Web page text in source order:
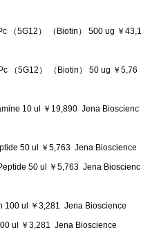
（5G12） （Biotin） 500 ug ￥43,1
（5G12） （Biotin） 50 ug ￥5,76
10 ul ￥19,890 Jena Bioscienc
50 ul ￥5,763 Jena Bioscience
50 ul ￥5,763 Jena Bioscienc
100 ul ￥3,281 Jena Bioscience
ul ￥3,281 Jena Bioscience